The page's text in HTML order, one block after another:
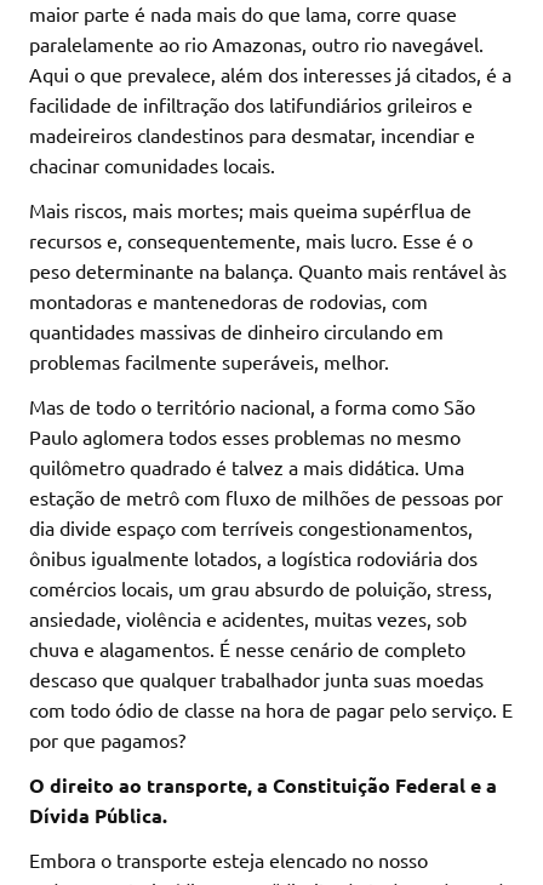
maior parte é nada mais do que lama, corre quase
paralelamente ao rio Amazonas, outro rio navegável.
Aqui o que prevalece, além dos interesses já citados, é a
facilidade de infiltração dos latifundiários grileiros e
madeireiros clandestinos para desmatar, incendiar e
chacinar comunidades locais.
Mais riscos, mais mortes; mais queima supérflua de
recursos e, consequentemente, mais lucro. Esse é o
peso determinante na balança. Quanto mais rentável às
montadoras e mantenedoras de rodovias, com
quantidades massivas de dinheiro circulando em
problemas facilmente superáveis, melhor.
Mas de todo o território nacional, a forma como São
Paulo aglomera todos esses problemas no mesmo
quilômetro quadrado é talvez a mais didática. Uma
estação de metrô com fluxo de milhões de pessoas por
dia divide espaço com terríveis congestionamentos,
ônibus igualmente lotados, a logística rodoviária dos
comércios locais, um grau absurdo de poluição, stress,
ansiedade, violência e acidentes, muitas vezes, sob
chuva e alagamentos. É nesse cenário de completo
descaso que qualquer trabalhador junta suas moedas
com todo ódio de classe na hora de pagar pelo serviço. E
por que pagamos?
O direito ao transporte, a Constituição Federal e a
Dívida Pública.
Embora o transporte esteja elencado no nosso